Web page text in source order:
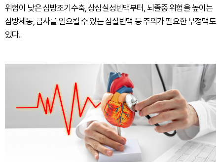
위험이 낮은 심방조기수축, 상심실성빈맥부터, 뇌졸중 위험을 높이는
심방세동, 급사를 일으킬 수 있는 심실빈맥 등 주의가 필요한 부정맥도
있다.